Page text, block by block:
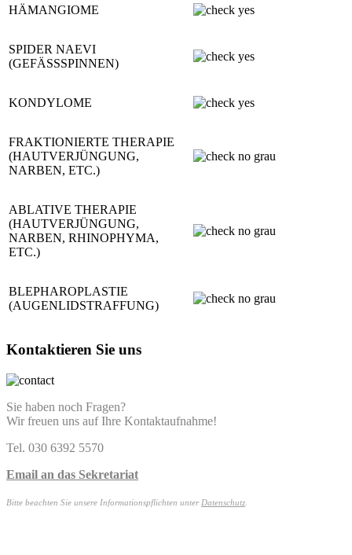
HÄMANGIOME
SPIDER NAEVI
(GEFÄSSSPINNEN)
KONDYLOME
FRAKTIONIERTE THERAPIE
(HAUTVERJÜNGUNG,
NARBEN, ETC.)
ABLATIVE THERAPIE
(HAUTVERJÜNGUNG,
NARBEN, RHINOPHYMA,
ETC.)
BLEPHAROPLASTIE
(AUGENLIDSTRAFFUNG)
Kontaktieren Sie uns
Sie haben noch Fragen?
Wir freuen uns auf Ihre Kontaktaufnahme!
Tel. 030 6392 5570
Email an das Sekretariat
Bitte beachten Sie unsere Informationspflichten unter Datenschutz